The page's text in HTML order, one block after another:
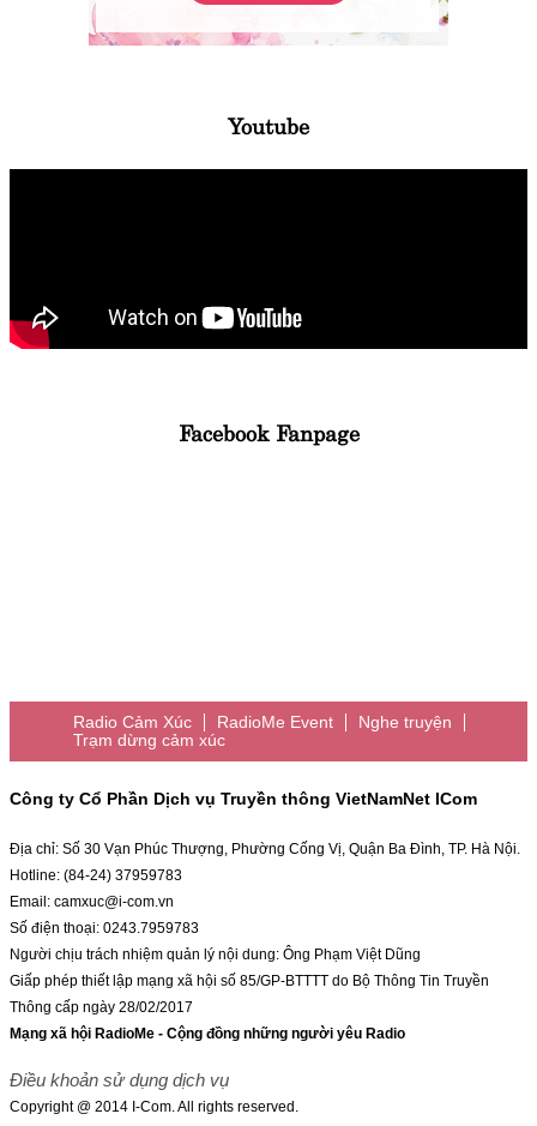
Youtube
Facebook Fanpage
Radio Cảm Xúc RadioMe Event
Nghe truyện
Trạm dừng cảm xúc
Công ty Cổ Phần Dịch vụ Truyền thông VietNamNet ICom
Địa chỉ: Số 30 Vạn Phúc Thượng, Phường Cống Vị, Quận Ba Đình, TP. Hà Nội.
Hotline: (84-24) 37959783
Email: camxuc@i-com.vn
Số điện thoại: 0243.7959783
Người chịu trách nhiệm quản lý nội dung: Ông Phạm Việt Dũng
Giấp phép thiết lập mạng xã hội số 85/GP-BTTTT do Bộ Thông Tin Truyền
Thông cấp ngày 28/02/2017
Mạng xã hội RadioMe - Cộng đồng những người yêu Radio
Điều khoản sử dụng dịch vụ
Copyright @ 2014 I-Com. All rights reserved.